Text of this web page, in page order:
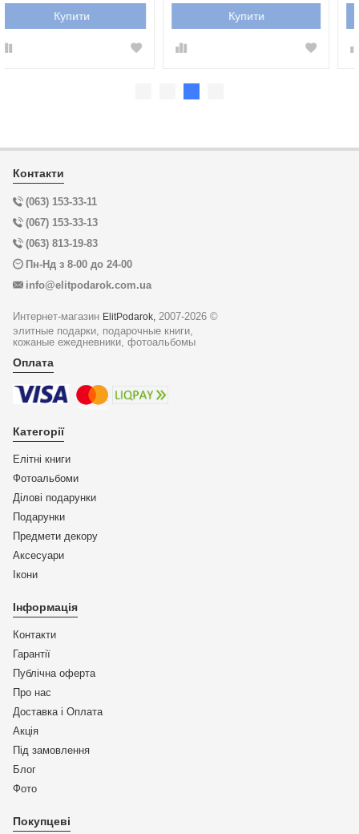
Купити Купити
Контакти
(063) 153-33-11
(067) 153-33-13
(063) 813-19-83
Пн-Нд з 8-00 до 24-00
info@elitpodarok.com.ua
Интернет-магазин ElitPodarok,
2007-2026 ©
элитные подарки, подарочные книги,
кожаные ежедневники, фотоальбомы
Оплата
Категорії
Елітні книги
Фотоальбоми
Ділові подарунки
Подарунки
Предмети декору
Аксесуари
Ікони
Інформація
Контакти
Гарантії
Публічна оферта
Про нас
Доставка і Оплата
Акція
Під замовлення
Блог
Фото
Покупцеві